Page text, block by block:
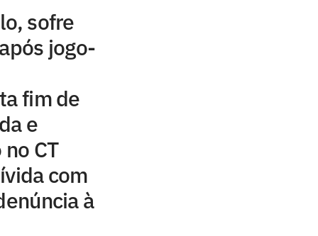
sofre
jogo-
fim de
e
CT
com
à